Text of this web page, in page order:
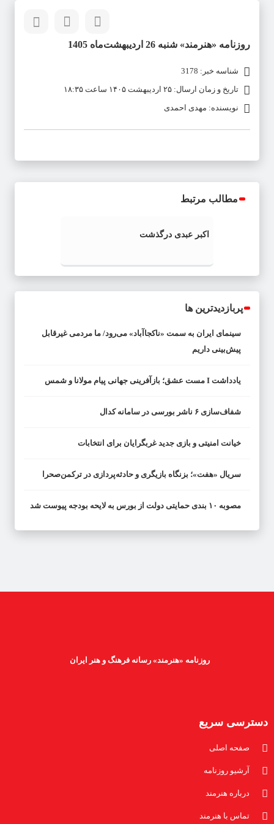
روزنامه «هنرمند» شنبه 26 اردیبهشت‌ماه 1405
شناسه خبر: 3178
تاریخ و زمان ارسال: ۲۵ اردیبهشت ۱۴۰۵ ساعت ۱۸:۳۵
نویسنده: مهدی احمدی
مطالب مرتبط
اکبر عبدی درگذشت
پربازدیدترین ها
سینمای ایران به سمت «ناکجاآباد» می‌رود/ ما مردمی غیرقابل
پیش‌بینی داریم
یادداشت I مست عشق؛ بازآفرینی جهانی پیام مولانا و شمس
شفاف‌سازی ۶ ناشر بورسی در سامانه کدال
خیانت امنیتی و بازی جدید غربگرایان برای انتخابات
سریال «هفت»؛ بزنگاه بازیگری و حادثه‌پردازی در ترکمن‌صحرا
مصوبه ۱۰ بندی حمایتی دولت از بورس به لایحه بودجه پیوست شد
روزنامه «هنرمند» رسانه فرهنگ و هنر ایران
دسترسی سریع
صفحه اصلی
آرشیو روزنامه
درباره هنرمند
تماس با هنرمند